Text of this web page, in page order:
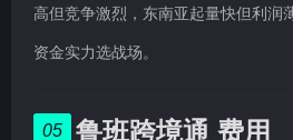
高但竞争激烈，东南亚起量快但利润
资金实力选战场。
05 鲁班跨境通 费用